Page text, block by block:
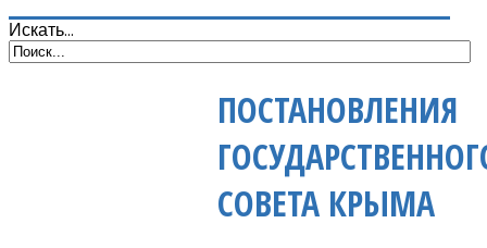
Искать...
ПОСТАНОВЛЕНИЯ
СОВЕТА КРЫМА